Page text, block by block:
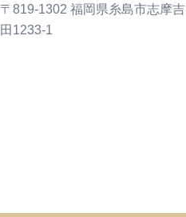
〒819-1302 福岡県糸島市志摩吉
田1233-1